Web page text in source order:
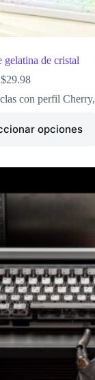
gelatina de cristal
$29.98
con perfil Cherry,
opciones